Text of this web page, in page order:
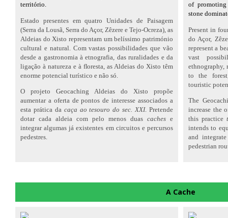
território.
Estado presentes em quatro Unidades de Paisagem
(Serra da Lousã, Serra do Açor, Zêzere e Tejo-Ocreza), as
Aldeias do Xisto representam um belíssimo património
cultural e natural. Com vastas possibilidades que vão
desde a gastronomia à etnografia, das ruralidades e da
ligação à natureza e à floresta, as Aldeias do Xisto têm
enorme potencial turístico e não só.
O projeto Geocaching Aldeias do Xisto propõe
aumentar a oferta de pontos de interesse associados a
esta prática da caça ao tesouro do sec. XXI. Pretende
dotar cada aldeia com pelo menos duas caches e
integrar algumas já existentes em circuitos e percursos
pedestres.
of
stone
Present in
do Açor,
represent a
vast
ethnography,
to the
touristic
The
increase the
this practice
intends to
and
pedestrian
A Cache